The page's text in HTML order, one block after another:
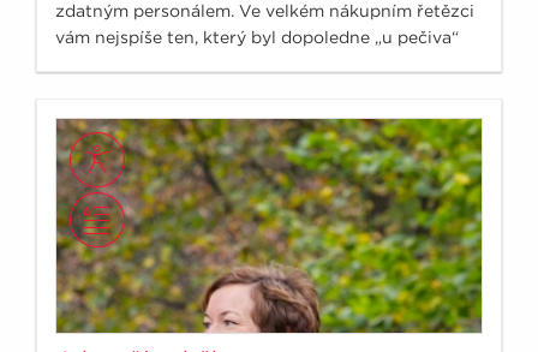
zdatným personálem. Ve velkém nákupním řetězci
vám nejspíše ten, který byl dopoledne „u pečiva“